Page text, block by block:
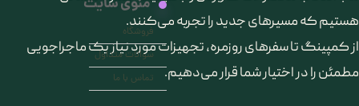
هستیم که مسیرهای جدید را تجربه می‌کنند.
از کمپینگ تا سفرهای روزمره، تجهیزات مورد نیاز یک ماجراجویی
مطمئن را در اختیار شما قرار می‌دهیم.
فروشگاه
سوالات متداول
تماس با ما